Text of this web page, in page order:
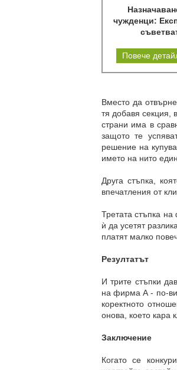
чужденци:
Повече
Вместо да
тя добавя секция,
страни има в
защото те
решение на
името на нито
Друга стъпка,
впечатления от
Третата стъпка
ѝ да усетят
платят малко
Резултатът
И трите стъпки
на фирма А - по-
коректното
онова, което кара
Заключение
Когато се